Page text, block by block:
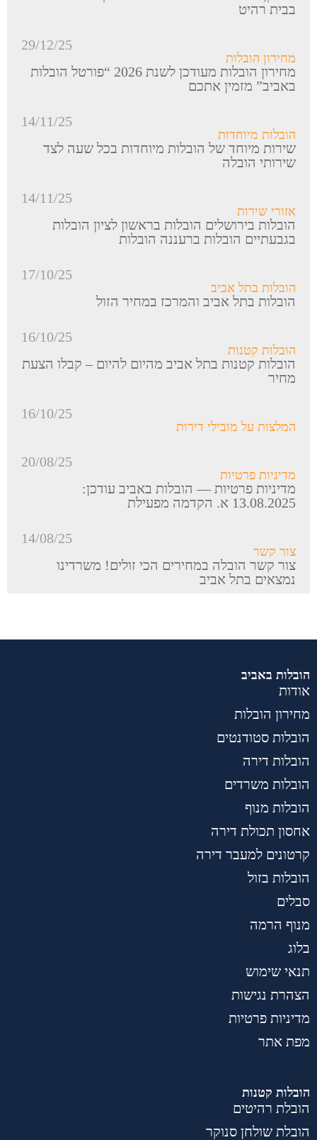
בבית רהיט
29/12/25
מחירון הובלות
מחירון הובלות מעודכן לשנת 2026 “פורטל הובלות
באביב” מזמין אתכם
14/11/25
הובלות מיוחדות
שירות מיוחד של הובלות מיוחדות בכל שעה לצד
שירותי הובלה
14/11/25
אזורי שירות
הובלות בירושלים הובלות בראשון לציון הובלות
בגבעתיים הובלות ברעננה הובלות
17/10/25
הובלות בתל אביב
הובלות בתל אביב והמרכז במחיר הזול
16/10/25
הובלות קטנות
הובלות קטנות בתל אביב מהיום להיום – קבלו הצעת
מחיר
16/10/25
המלצות על מובילי דירות
20/08/25
מדיניות פרטיות
מדיניות פרטיות — הובלות באביב עודכן:
13.08.2025 א. הקדמה מפעילת
14/08/25
צור קשר
צור קשר הובלה במחירים הכי זולים! משרדינו
נמצאים בתל אביב
הובלות באביב
אודות
מחירון הובלות
הובלות סטודנטים
הובלות דירה
הובלות משרדים
הובלות מנוף
אחסון תכולת דירה
קרטונים למעבר דירה
הובלות בזול
סבלים
מנוף הרמה
בלוג
תנאי שימוש
הצהרת נגישות
מדיניות פרטיות
מפת אתר
הובלות קטנות
הובלת רהיטים
הובלת שולחן סנוקר